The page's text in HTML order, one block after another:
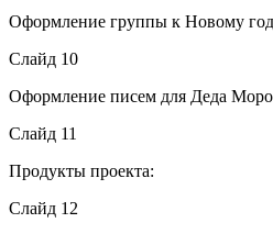
Оформление группы к Новому
Слайд 10
Оформление писем для Деда
Слайд 11
Продукты проекта:
Слайд 12